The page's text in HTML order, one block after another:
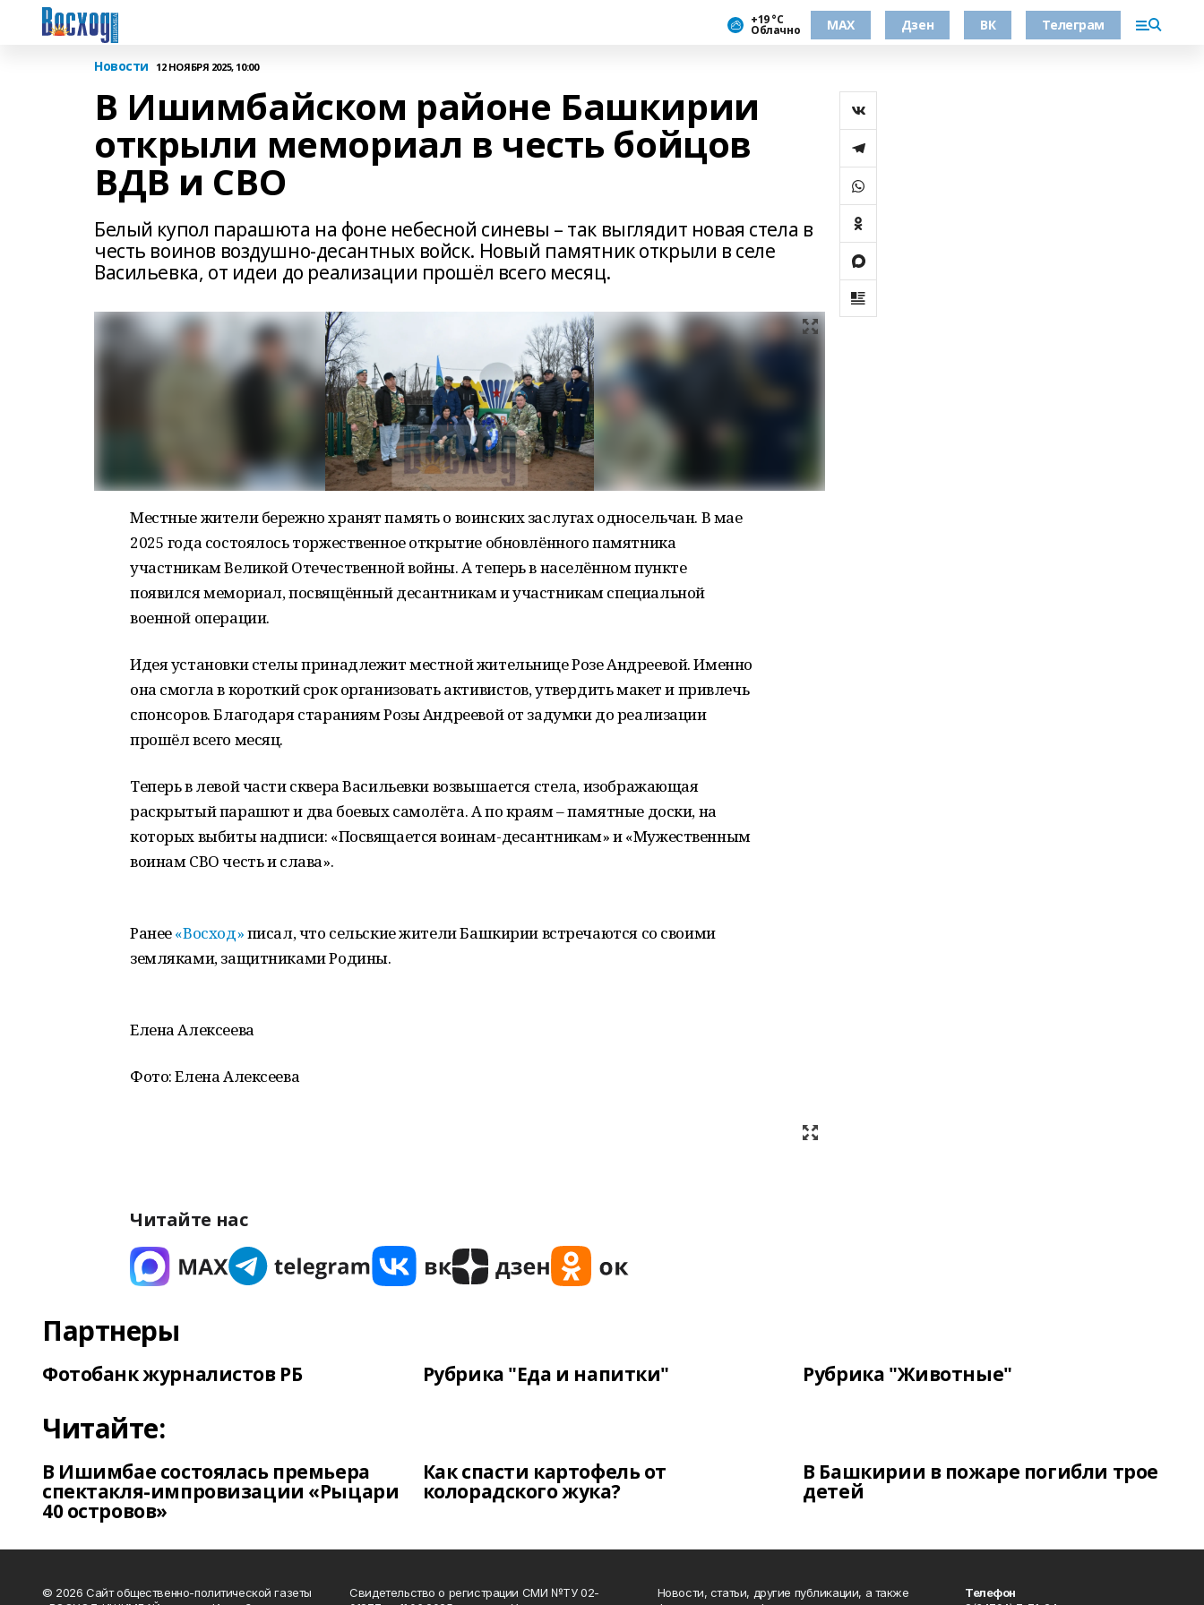
+19 °С
Облачно МАХ Дзен ВК Телеграм
Новости 12 НОЯБРЯ 2025, 10:00
В Ишимбайском районе Башкирии
открыли мемориал в честь бойцов
ВДВ и СВО
Белый купол парашюта на фоне небесной синевы – так выглядит новая стела в
честь воинов воздушно-десантных войск. Новый памятник открыли в селе
Васильевка, от идеи до реализации прошёл всего месяц.
Местные жители бережно хранят память о воинских заслугах односельчан. В мае
2025 года состоялось торжественное открытие обновлённого памятника
участникам Великой Отечественной войны. А теперь в населённом пункте
появился мемориал, посвящённый десантникам и участникам специальной
военной операции.
Идея установки стелы принадлежит местной жительнице Розе Андреевой. Именно
она смогла в короткий срок организовать активистов, утвердить макет и привлечь
спонсоров. Благодаря стараниям Розы Андреевой от задумки до реализации
прошёл всего месяц.
Теперь в левой части сквера Васильевки возвышается стела, изображающая
раскрытый парашют и два боевых самолёта. А по краям – памятные доски, на
которых выбиты надписи: «Посвящается воинам-десантникам» и «Мужественным
воинам СВО честь и слава».
Ранее«Восход»писал, что сельские жители Башкирии встречаются со своими
земляками, защитниками Родины.
Елена Алексеева
Фото: Елена Алексеева
Читайте нас
Партнеры
Фотобанк журналистов РБ Рубрика "Еда и напитки" Рубрика "Животные"
Читайте:
В Ишимбае состоялась премьера
спектакля-импровизации «Рыцари
40 островов»
Как спасти картофель от
колорадского жука?
В Башкирии в пожаре погибли трое
детей
© 2026 Сайт общественно-политической газеты
Свидетельство о регистрации СМИ №ТУ 02-
Новости, статьи, другие публикации, а также
Телефон